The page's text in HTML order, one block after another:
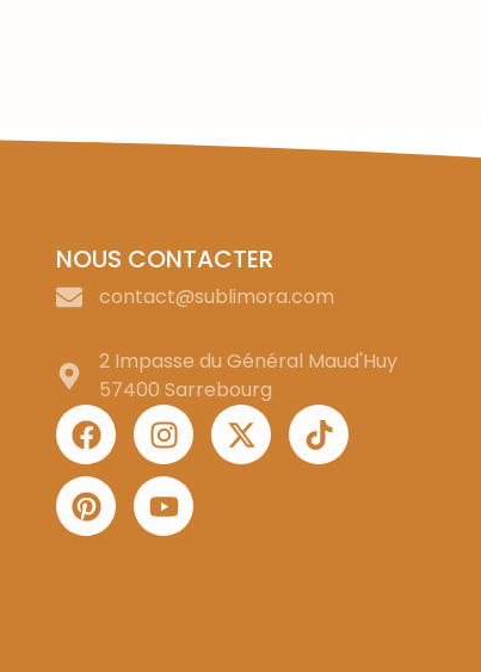
NOUS CONTACTER
contact@sublimora.com
2 Impasse du Général Maud'Huy
57400 Sarrebourg